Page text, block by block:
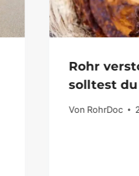
Rohr
solltest
Von RohrDoc